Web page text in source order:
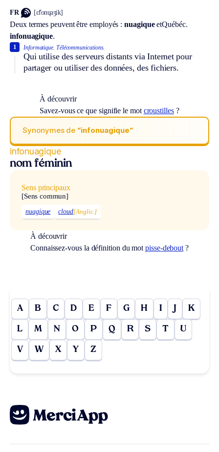
FR [ɛ̃fonɥaʒik]
Deux termes peuvent être employés :nuagiqueetQuébéc.
infonuagique.
Informatique. Télécommunications.
Qui utilise des serveurs distants via Internet pour
partager ou utiliser des données, des fichiers.
1
À découvrir
Savez-vous ce que signifie le mot croustilles?
Synonymes de “infonuagique“
infonuagique
nom féminin
Sens principaux
[Sens commun]
nuagique cloud[Anglic.]
À découvrir
Connaissez-vous la définition du motpisse-debout ?
A B C D E F G H I J K
L M N O P Q R S T U
V W X Y Z